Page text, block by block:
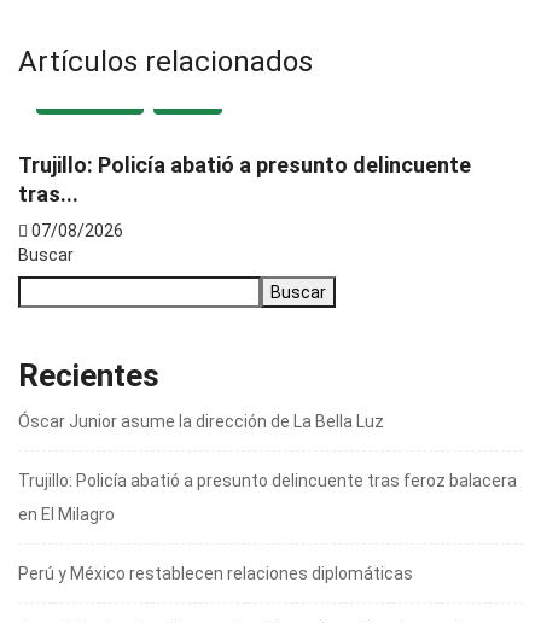
Artículos relacionados
Trujillo: Policía abatió a presunto delincuente
tras...
07/08/2026
Buscar
Buscar
Recientes
Óscar Junior asume la dirección de La Bella Luz
Trujillo: Policía abatió a presunto delincuente tras feroz balacera
en El Milagro
Perú y México restablecen relaciones diplomáticas